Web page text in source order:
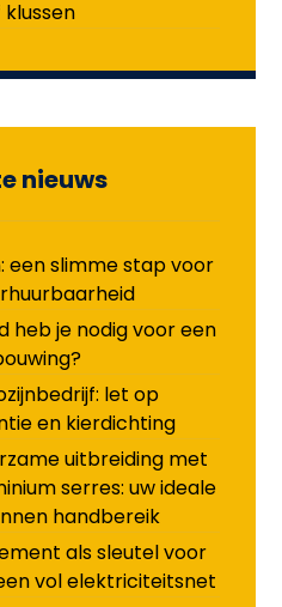
klussen
nieuws
een slimme stap voor
heb je nodig voor een
let op
en kierdichting
uitbreiding met
serres: uw ideale
handbereik
als sleutel voor
vol elektriciteitsnet